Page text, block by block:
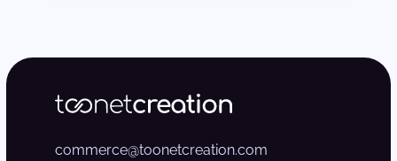
commerce@toonetcreation.com